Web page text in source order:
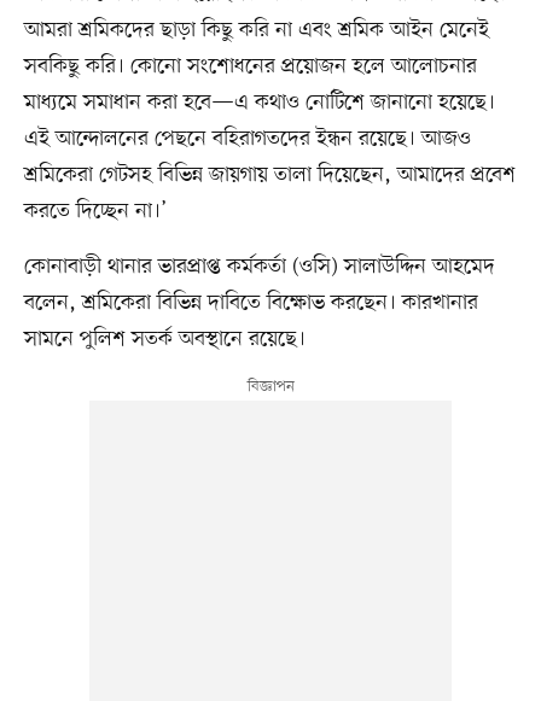
আমরা শ্রমিকদের ছাড়া কিছু করি না এবং শ্রমিক আইন মেনেই
সবকিছু করি। কোনো সংশোধনের প্রয়োজন হলে আলোচনার
মাধ্যমে সমাধান করা হবে—এ কথাও নোটিশে জানানো হয়েছে।
এই আন্দোলনের পেছনে বহিরাগতদের ইন্ধন রয়েছে। আজও
শ্রমিকেরা গেটসহ বিভিন্ন জায়গায় তালা দিয়েছেন, আমাদের প্রবেশ
করতে দিচ্ছেন না।’
কোনাবাড়ী থানার ভারপ্রাপ্ত কর্মকর্তা (ওসি) সালাউদ্দিন আহমেদ
বলেন, শ্রমিকেরা বিভিন্ন দাবিতে বিক্ষোভ করছেন। কারখানার
সামনে পুলিশ সতর্ক অবস্থানে রয়েছে।